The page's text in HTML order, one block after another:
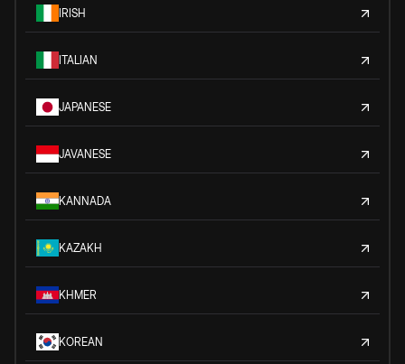
IRISH
ITALIAN
JAPANESE
JAVANESE
KANNADA
KAZAKH
KHMER
KOREAN